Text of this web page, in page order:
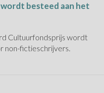
besteed aan het
Cultuurfondsprijs wordt
non-fictieschrijvers.